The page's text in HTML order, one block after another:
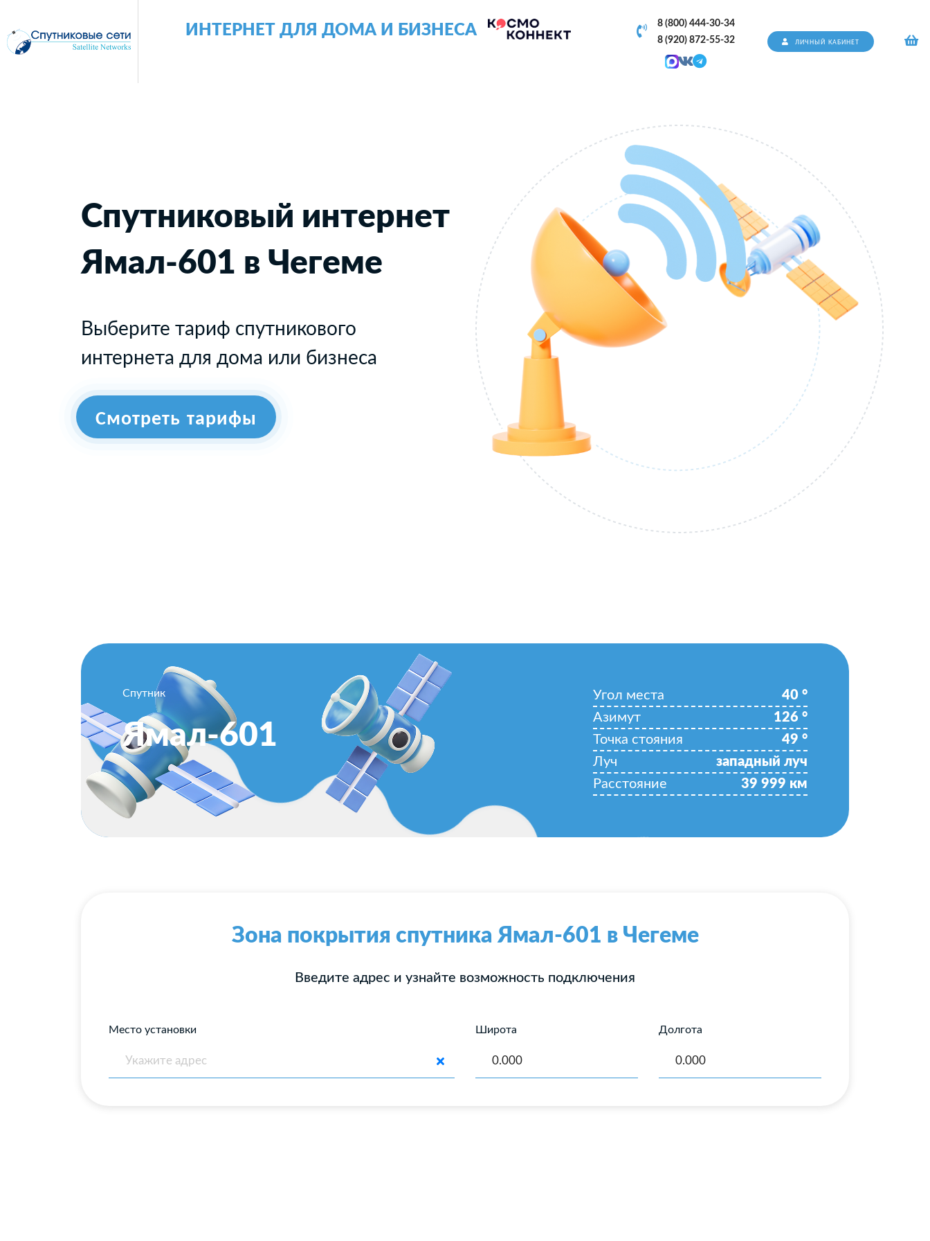
ИНТЕРНЕТ ДЛЯ ДОМА И БИЗНЕСА
8 (800) 444-30-34
8 (920) 872-55-32
ЛИЧНЫЙ КАБИНЕТ
Спутниковый интернет
Ямал-601 в Чегеме
Выберите тариф спутникового
интернета для дома или бизнеса
Смотреть тарифы
Спутник
Ямал-601
Угол места 40 °
Азимут
126 °
Точка стояния
49 °
Луч
западный луч
Расстояние
39 999 км
Зона покрытия спутника Ямал-601 в Чегеме
Введите адрес и узнайте возможность подключения
Место установки Широта Долгота